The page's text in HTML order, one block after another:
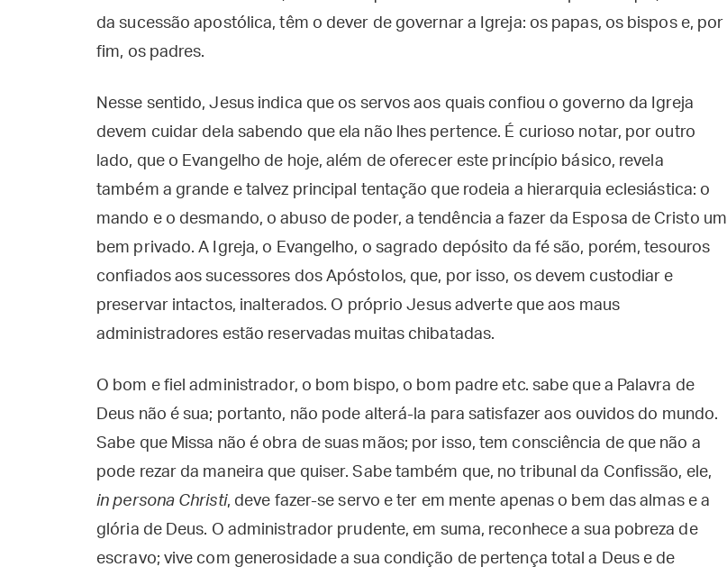
da sucessão apostólica, têm o dever de governar a Igreja: os papas, os bispos e, por
fim, os padres.
Nesse sentido, Jesus indica que os servos aos quais confiou o governo da Igreja
devem cuidar dela sabendo que ela não lhes pertence. É curioso notar, por outro
lado, que o Evangelho de hoje, além de oferecer este princípio básico, revela
também a grande e talvez principal tentação que rodeia a hierarquia eclesiástica: o
mando e o desmando, o abuso de poder, a tendência a fazer da Esposa de Cristo um
bem privado. A Igreja, o Evangelho, o sagrado depósito da fé são, porém, tesouros
confiados aos sucessores dos Apóstolos, que, por isso, os devem custodiar e
preservar intactos, inalterados. O próprio Jesus adverte que aos maus
administradores estão reservadas muitas chibatadas.
O bom e fiel administrador, o bom bispo, o bom padre etc. sabe que a Palavra de
Deus não é sua; portanto, não pode alterá-la para satisfazer aos ouvidos do mundo.
Sabe que Missa não é obra de suas mãos; por isso, tem consciência de que não a
pode rezar da maneira que quiser. Sabe também que, no tribunal da Confissão, ele,
in persona Christi, deve fazer-se servo e ter em mente apenas o bem das almas e a
glória de Deus. O administrador prudente, em suma, reconhece a sua pobreza de
escravo; vive com generosidade a sua condição de pertença total a Deus e de